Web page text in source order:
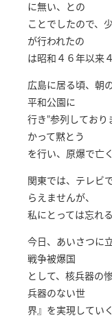
に無い、との
ことでしたので、
が行われたの
は昭和４６年以来
広島に居る頃、朝
平和公園に
行き”参列してお
かって黙とう
を行い、原爆で亡
関東では、テレビ
らえませんが、
私にとっては忘れ
今日、あいさつに
戦争被爆国
として、核兵器の
兵器のない世
界』を実現してい